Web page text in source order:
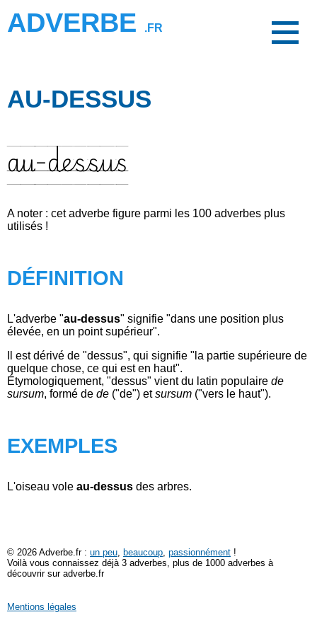
ADVERBE .FR
AU-DESSUS
au-dessus
A noter : cet adverbe figure parmi les 100 adverbes plus
utilisés !
DÉFINITION
L'adverbe "au-dessus" signifie "dans une position plus
élevée, en un point supérieur".
Il est dérivé de "dessus", qui signifie "la partie supérieure de
quelque chose, ce qui est en haut".
Étymologiquement, "dessus" vient du latin populaire de
sursum, formé de de ("de") etsursum ("vers le haut").
EXEMPLES
L'oiseau vole au-dessus des arbres.
© 2026 Adverbe.fr : un peu, beaucoup, passionnément !
Voilà vous connaissez déjà 3 adverbes, plus de 1000 adverbes à
découvrir sur adverbe.fr
Mentions légales